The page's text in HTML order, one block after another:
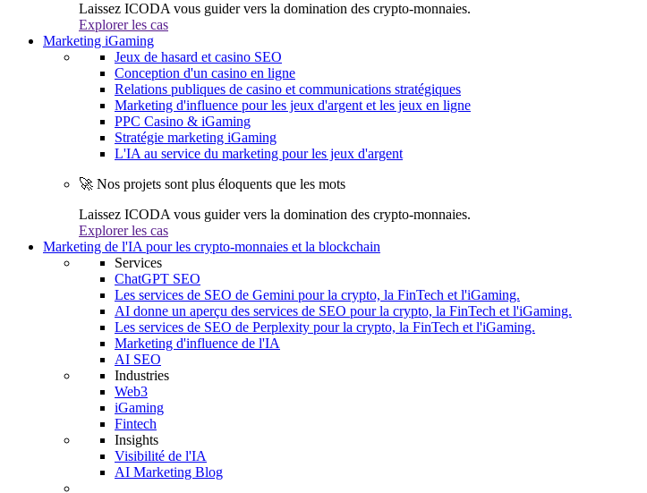
Laissez ICODA vous guider vers la domination des crypto-monnaies.
Explorer les cas
Marketing iGaming
Jeux de hasard et casino SEO
Conception d'un casino en ligne
Relations publiques de casino et communications stratégiques
Marketing d'influence pour les jeux d'argent et les jeux en ligne
PPC Casino & iGaming
Stratégie marketing iGaming
L'IA au service du marketing pour les jeux d'argent
🚀 Nos projets sont plus éloquents que les mots
Laissez ICODA vous guider vers la domination des crypto-monnaies.
Explorer les cas
Marketing de l'IA pour les crypto-monnaies et la blockchain
Services
ChatGPT SEO
Les services de SEO de Gemini pour la crypto, la FinTech et l'iGaming.
AI donne un aperçu des services de SEO pour la crypto, la FinTech et l'iGaming.
Les services de SEO de Perplexity pour la crypto, la FinTech et l'iGaming.
Marketing d'influence de l'IA
AI SEO
Industries
Web3
iGaming
Fintech
Insights
Visibilité de l'IA
AI Marketing Blog